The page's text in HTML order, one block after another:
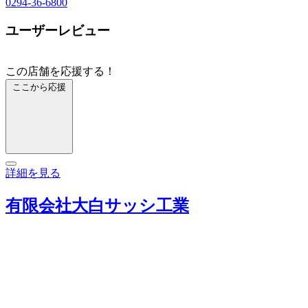
ユーザーレビュー
この店舗を応援する！
ここから応援
詳細を見る
有限会社大白サッシ工業